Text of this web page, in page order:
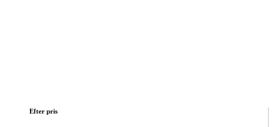
Efter pris